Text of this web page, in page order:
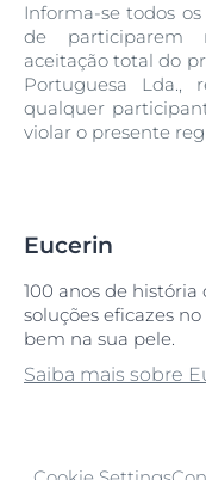
Informa-se todos
de participarem
aceitação total do
Portuguesa Lda.,
qualquer
violar o presente
Eucerin
100 anos de
soluções eficazes
bem na sua pele.
Saiba mais sobre